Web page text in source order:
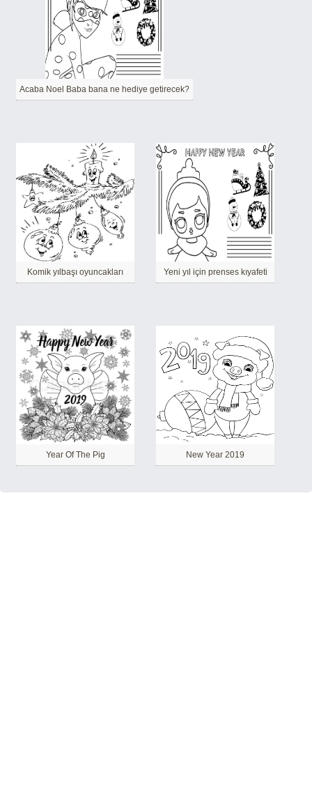
Acaba Noel Baba bana ne hediye getirecek?
Komik yılbaşı oyuncakları Yeni yıl için prenses kıyafeti
Year Of The Pig New Year 2019